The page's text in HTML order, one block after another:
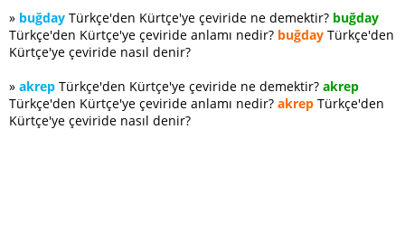
» buğday Türkçe'den Kürtçe'ye çeviride ne demektir? buğday
Türkçe'den Kürtçe'ye çeviride anlamı nedir? buğday Türkçe'den
Kürtçe'ye çeviride nasıl denir?
» akrep Türkçe'den Kürtçe'ye çeviride ne demektir? akrep
Türkçe'den Kürtçe'ye çeviride anlamı nedir? akrep Türkçe'den
Kürtçe'ye çeviride nasıl denir?